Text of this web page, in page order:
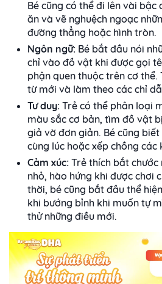
Bé cũng có thể đi lên vài
ăn và vẽ nghuệch ngoạc
đường thẳng hoặc hình tròn.
Ngôn ngữ: Bé bắt đầu nói
chỉ vào đồ vật khi được gọi
phận quen thuộc trên cơ thể.
từ mới và làm theo các chỉ
Tư duy: Trẻ có thể phân loại
màu sắc cơ bản, tìm đồ vật
giả vờ đơn giản. Bé cũng
cùng lúc hoặc xếp chồng các
Cảm xúc: Trẻ thích bắt
nhỏ, hào hứng khi được chơi
thời, bé cũng bắt đầu thể
khi bướng bỉnh khi muốn tự
thử những điều mới.